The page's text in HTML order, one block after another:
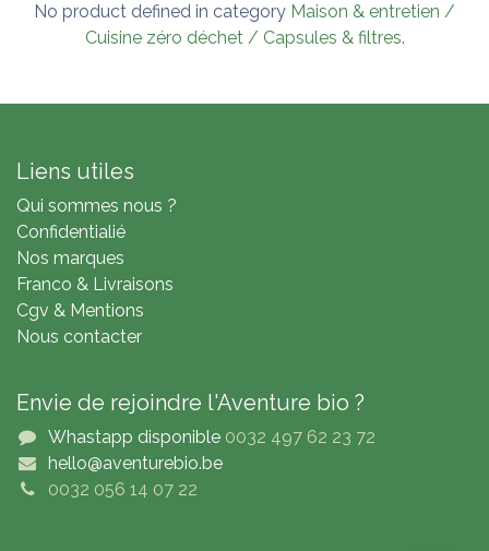
No product defined in category Maison & entretien /
Cuisine zéro déchet / Capsules & filtres.
Liens utiles
Qui sommes nous ?
Confidentialié
Nos marques
Franco & Livraisons
Cgv & Mentions
Nous contacter
Envie de rejoindre l'Aventure bio ?
Whastapp disponible0032 497 62 23 72
hello@aventurebio.be
0032 056 14 07 22